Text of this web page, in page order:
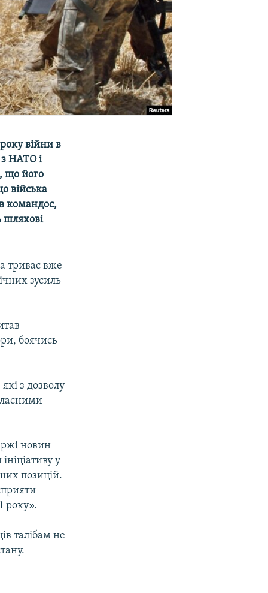
війни в
з НАТО і
що його
війська
командос,
шляхові
триває вже
зусиль
боячись
з дозволу
новин
у
позицій.
року».
талібам не